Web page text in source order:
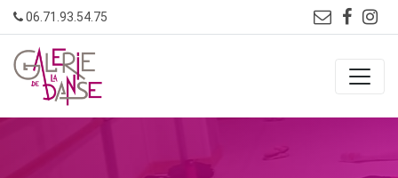
Skip
to
content
06.71.93.54.75